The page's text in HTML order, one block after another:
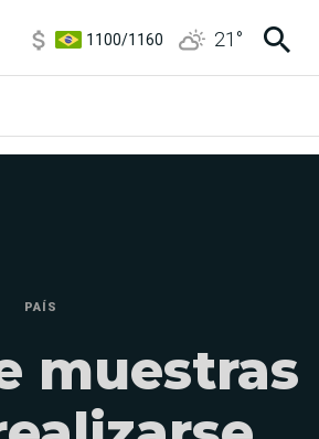
3,8/4
21 °
PAÍS
muestras